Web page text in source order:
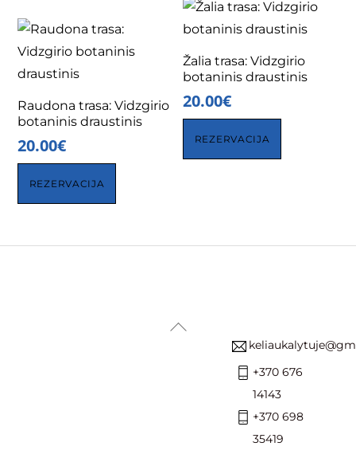
Raudona trasa: Vidzgirio
botaninis draustinis
20.00€
REZERVACIJA
Žalia trasa: Vidzgirio
botaninis draustinis
20.00€
REZERVACIJA
+370 676
14143
+370 698
35419
Back